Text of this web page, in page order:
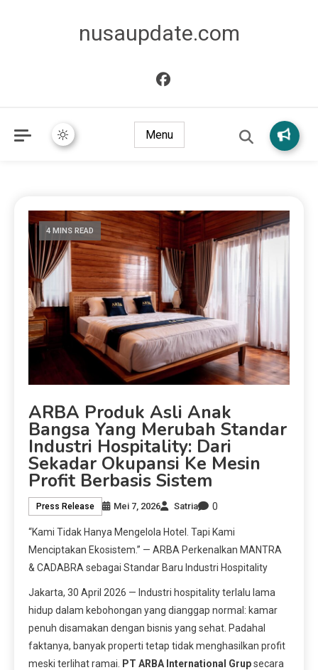
nusaupdate.com
Menu
4 MINS READ
ARBA Produk Asli Anak
Bangsa Yang Merubah Standar
Industri Hospitality: Dari
Sekadar Okupansi Ke Mesin
Profit Berbasis Sistem
Press Release Mei 7, 2026 Satria 0
“Kami Tidak Hanya Mengelola Hotel. Tapi Kami
Menciptakan Ekosistem.” — ARBA Perkenalkan MANTRA
& CADABRA sebagai Standar Baru Industri Hospitality
Jakarta, 30 April 2026 — Industri hospitality terlalu lama
hidup dalam kebohongan yang dianggap normal: kamar
penuh disamakan dengan bisnis yang sehat. Padahal
faktanya, banyak properti tetap tidak menghasilkan profit
meski terlihat ramai. PT ARBA International Grupsecara